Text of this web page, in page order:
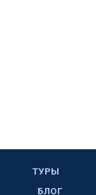
ТУРЫ
БЛОГ